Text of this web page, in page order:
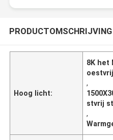
PRODUCTOMSCHRIJVING
Hoog licht:
8K het
,
stvrij
,